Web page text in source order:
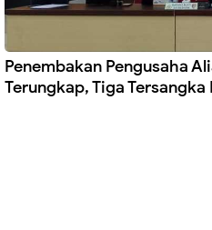
Penembakan Pengusaha
Terungkap, Tiga